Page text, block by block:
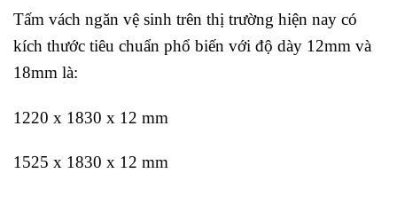
Tấm vách ngăn vệ sinh trên thị trường hiện nay có
kích thước tiêu chuẩn phổ biến với độ dày 12mm và
18mm là:
1220 x 1830 x 12 mm
1525 x 1830 x 12 mm